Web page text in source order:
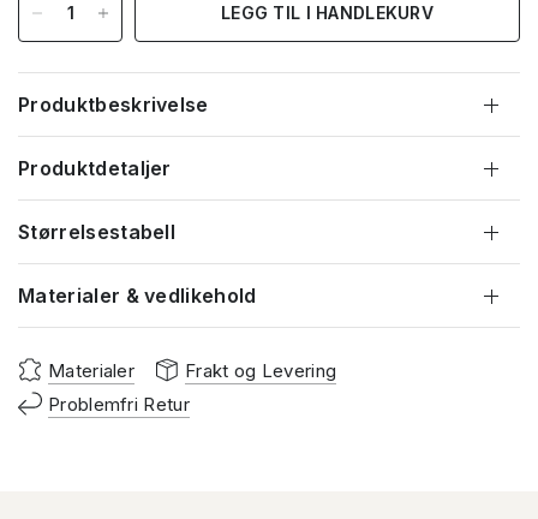
LEGG TIL I HANDLEKURV
Produktbeskrivelse
Produktdetaljer
Størrelsestabell
Materialer & vedlikehold
Materialer
Frakt og Levering
Problemfri Retur